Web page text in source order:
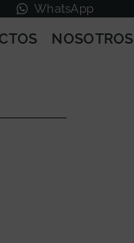
WhatsApp
NOSOTROS